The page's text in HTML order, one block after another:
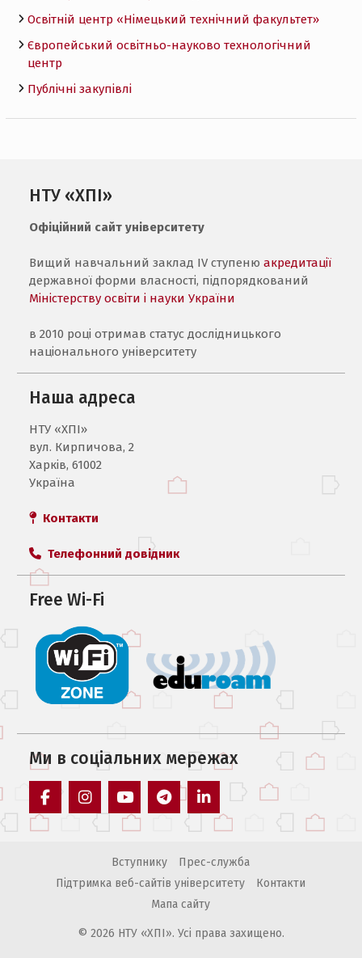
Освітній центр «Німецький технічний факультет»
Європейський освітньо-науково технологічний
центр
Публічні закупівлі
НТУ «ХПІ»
Офіційний сайт університету
Вищий навчальний заклад IV ступенюакредитації
державної форми власності, підпорядкований
Міністерству освіти і науки України
в 2010 році отримав статус дослідницького
національного університету
Наша адреса
НТУ «ХПI»
вул. Кирпичова, 2
Харків, 61002
Україна
Контакти
Телефонний довідник
Free Wi-Fi
Ми в соцiальних мережах
facebook instagramyoutube telegram linkedin
Вступнику
Прес-служба
Підтримка веб-сайтів університету
Контакти
Мапа сайту
© 2026 НТУ «ХПІ». Усі права захищено.